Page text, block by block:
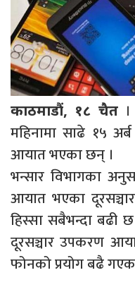
काठमाडौं, १८ चैत।
महिनामा साढे १५
आयात भएका छन् ।
भन्सार विभागका
आयात भएका
हिस्सा सबैभन्दा बढी
दूरसञ्चार उपकरण
फोनको प्रयोग बढै